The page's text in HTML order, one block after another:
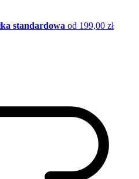
standardowa od 199,00 zł